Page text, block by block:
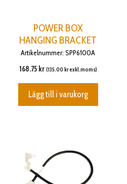
POWER BOX
HANGING BRACKET
Artikelnummer: SPP6100A
168.75 kr (135.00 krexkl.moms)
Lägg till i varukorg